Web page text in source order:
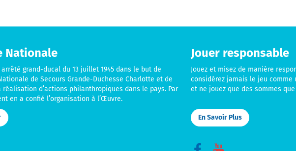
Nationale
grand-ducal du 13 juillet 1945 dans le but de
de Secours Grande-Duchesse Charlotte et de
d’actions philanthropiques dans le pays. Par
en a confié l’organisation à l’Œuvre.
Jouer responsable
Jouez et misez de manière
considérez jamais le jeu comme
et ne jouez que des sommes
En Savoir Plus